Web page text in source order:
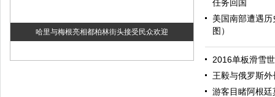
哈里与梅根亮相都柏林街头接受民众欢迎
任务回国
美国南部遭遇
图）
2016单板滑雪
王毅与俄罗斯
游客目睹阿根